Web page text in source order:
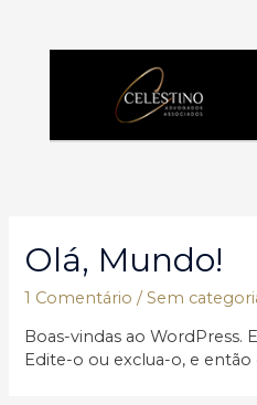
Olá, Mundo!
1 Comentário /Sem
Boas-vindas ao WordPress.
Edite-o ou exclua-o, e então